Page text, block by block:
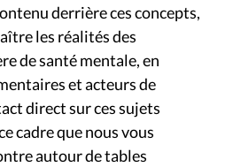
derrière ces concepts,
les réalités des
de santé mentale, en
et acteurs de
direct sur ces sujets
cadre que nous vous
autour de tables